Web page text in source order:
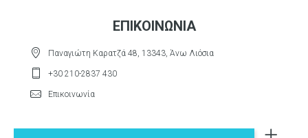
ΕΠΙΚΟΙΝΩΝΊΑ
Παναγιώτη Καρατζά 48, 13343, Άνω Λιόσια
+30 210-2837 430
Επικοινωνία